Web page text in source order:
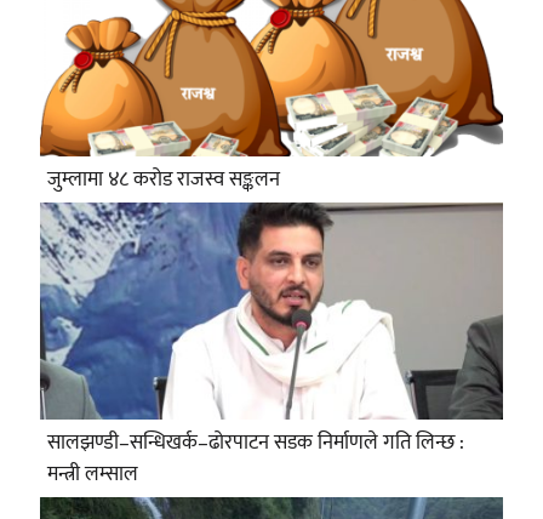
जुम्लामा ४८ करोड राजस्व सङ्कलन
सालझण्डी–सन्धिखर्क–ढोरपाटन सडक निर्माणले गति लिन्छ :
मन्त्री लम्साल